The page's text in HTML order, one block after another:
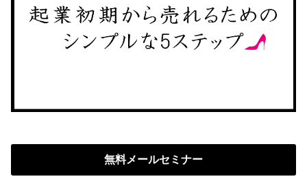
無料メールセミナー